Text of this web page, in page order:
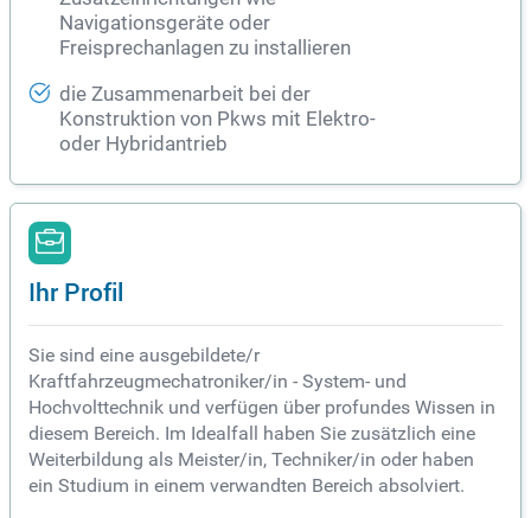
Navigationsgeräte oder
Freisprechanlagen zu installieren
die Zusammenarbeit bei der
Konstruktion von Pkws mit Elektro-
oder Hybridantrieb
Ihr Profil
Sie sind eine ausgebildete/r
Kraftfahrzeugmechatroniker/in - System- und
Hochvolttechnik und verfügen über profundes Wissen in
diesem Bereich. Im Idealfall haben Sie zusätzlich eine
Weiterbildung als Meister/in, Techniker/in oder haben
ein Studium in einem verwandten Bereich absolviert.